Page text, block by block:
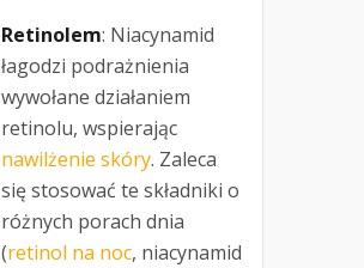
Retinolem: Niacynamid
łagodzi podrażnienia
wywołane działaniem
retinolu, wspierając
nawilżenie skóry. Zaleca
się stosować te składniki o
różnych porach dnia
(retinol na noc, niacynamid